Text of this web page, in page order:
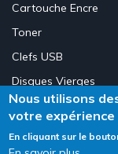
Cartouche Encre
Toner
Clefs USB
Disques Vierges
Création Site E-
Nous utilisons
votre
En cliquant sur le